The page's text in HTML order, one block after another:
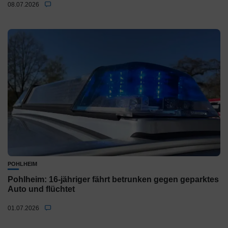
08.07.2026
POHLHEIM
Pohlheim: 16-jähriger fährt betrunken gegen geparktes
Auto und flüchtet
01.07.2026